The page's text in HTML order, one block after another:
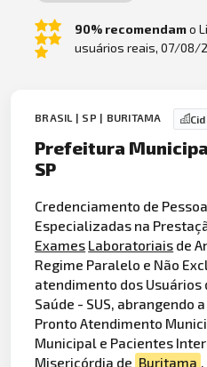
90% recomendamo
usuários reais, 07/08/
BRASIL | SP | BURITAMA
Prefeitura
SP
Credenciamento de
Especializadas na
Exames Laboratoriais de
Regime Paralelo e Não
atendimento dos Usuários
Saúde - SUS, abrangendo
Pronto Atendimento
Municipal e Pacientes
Misericórdia de Buritama